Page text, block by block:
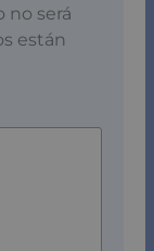
no será
están